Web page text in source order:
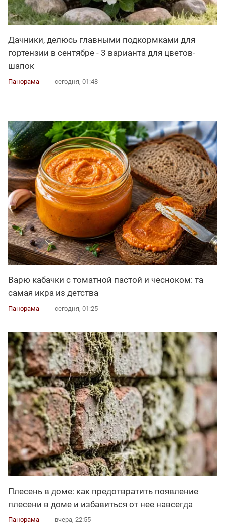
Дачники, делюсь главными подкормками для
гортензии в сентябре - 3 варианта для цветов-
шапок
Панорама сегодня, 01:48
Варю кабачки с томатной пастой и чесноком: та
самая икра из детства
Панорама сегодня, 01:25
Плесень в доме: как предотвратить появление
плесени в доме и избавиться от нее навсегда
Панорама вчера, 22:55